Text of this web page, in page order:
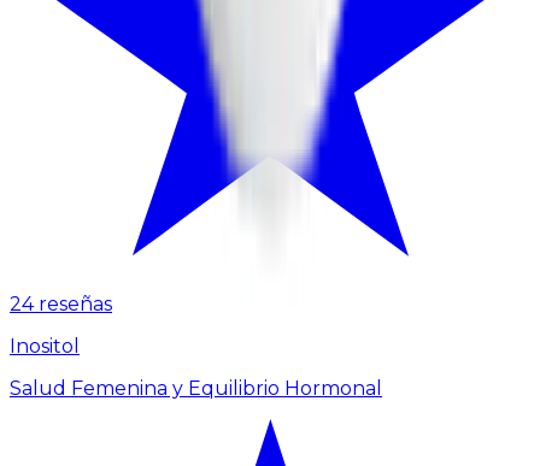
24 reseñas
Inositol
Salud Femenina y Equilibrio Hormonal